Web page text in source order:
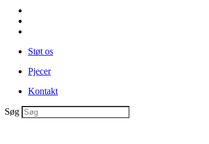
Støt os
Pjecer
Kontakt
Søg